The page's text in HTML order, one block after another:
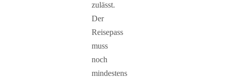
zulässt.
Der
Reisepass
muss
noch
mindestens